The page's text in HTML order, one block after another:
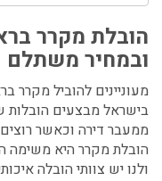
הובלת מקרר
ובמחיר משתלם
מעוניינים להוביל מקרר
בישראל מבצעים
ממעבר דירה וכאשר
הובלת מקרר היא משימה
ולנו יש צוותי הובלה